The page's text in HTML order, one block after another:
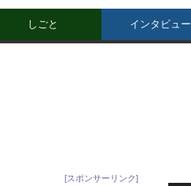
しごと インタビュー
[スポンサーリンク]